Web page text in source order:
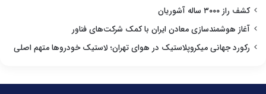
کشف راز ۳۰۰۰ ساله آشوریان
آغاز هوشمندسازی معادن ایران با کمک شرکت‌های فناور
رکورد جهانی میکروپلاستیک در هوای تهران؛ لاستیک خودروها متهم اصلی